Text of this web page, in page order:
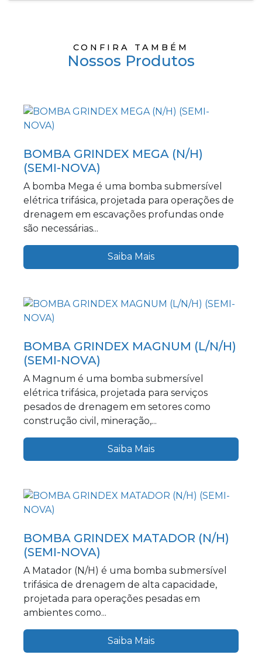
CONFIRA TAMBÉM
Nossos Produtos
BOMBA GRINDEX MEGA (N/H)
(SEMI-NOVA)
A bomba Mega é uma bomba submersível
elétrica trifásica, projetada para operações de
drenagem em escavações profundas onde
são necessárias...
Saiba Mais
BOMBA GRINDEX MAGNUM (L/N/H)
(SEMI-NOVA)
A Magnum é uma bomba submersível
elétrica trifásica, projetada para serviços
pesados de drenagem em setores como
construção civil, mineração,...
Saiba Mais
BOMBA GRINDEX MATADOR (N/H)
(SEMI-NOVA)
A Matador (N/H) é uma bomba submersível
trifásica de drenagem de alta capacidade,
projetada para operações pesadas em
ambientes como...
Saiba Mais